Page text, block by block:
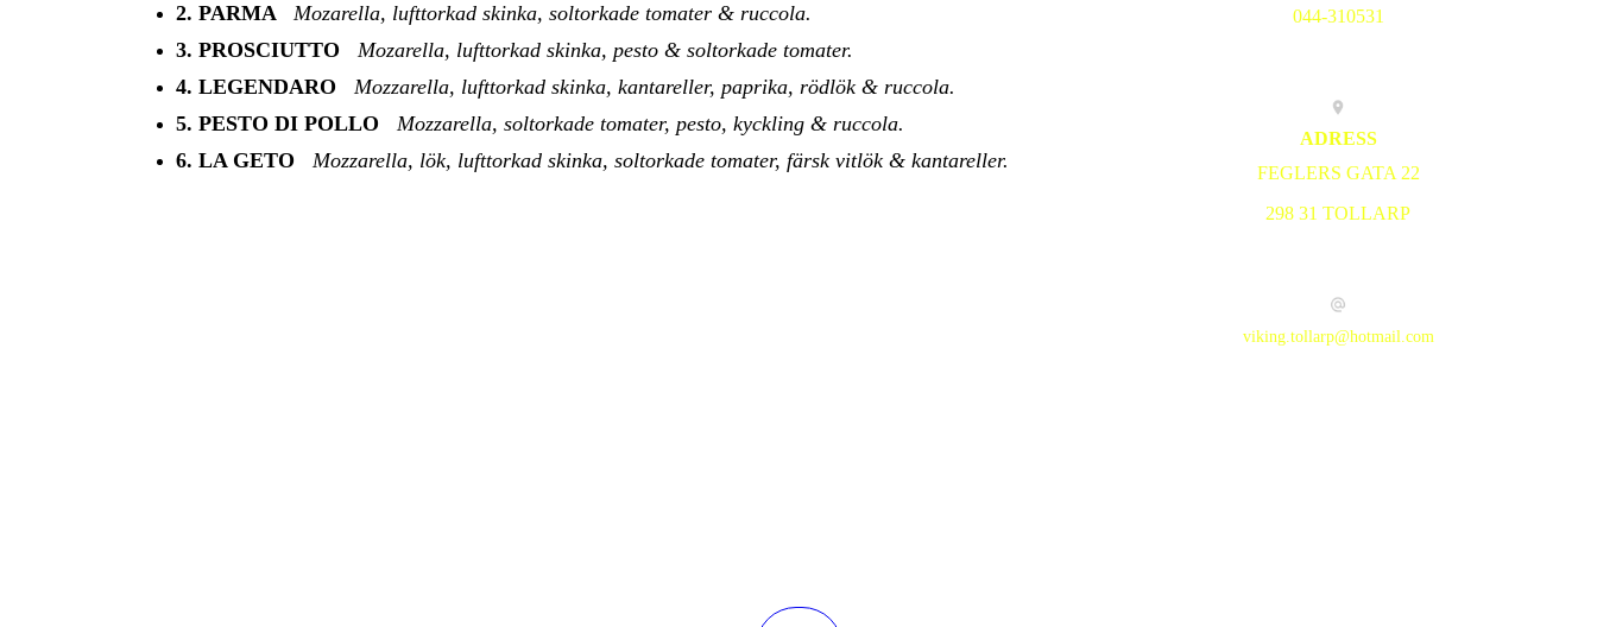
2. PARMA Mozarella, lufttorkad skinka, soltorkade tomater & ruccola.
3. PROSCIUTTO Mozarella, lufttorkad skinka, pesto & soltorkade tomater.
4. LEGENDARO Mozzarella, lufttorkad skinka, kantareller, paprika, rödlök & ruccola.
5. PESTO DI POLLO Mozzarella, soltorkade tomater, pesto, kyckling & ruccola.
6. LA GETO Mozzarella, lök, lufttorkad skinka, soltorkade tomater, färsk vitlök & kantareller.
044-310531
ADRESS
FEGLERS GATA 22
298 31 TOLLARP
viking.tollarp@hotmail.com